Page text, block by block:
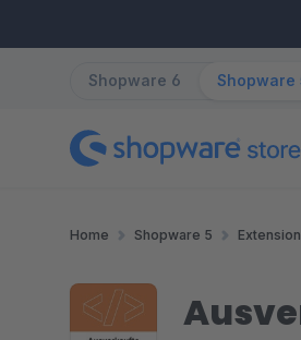
Shopware 6 Shopware
Home Shopware 5